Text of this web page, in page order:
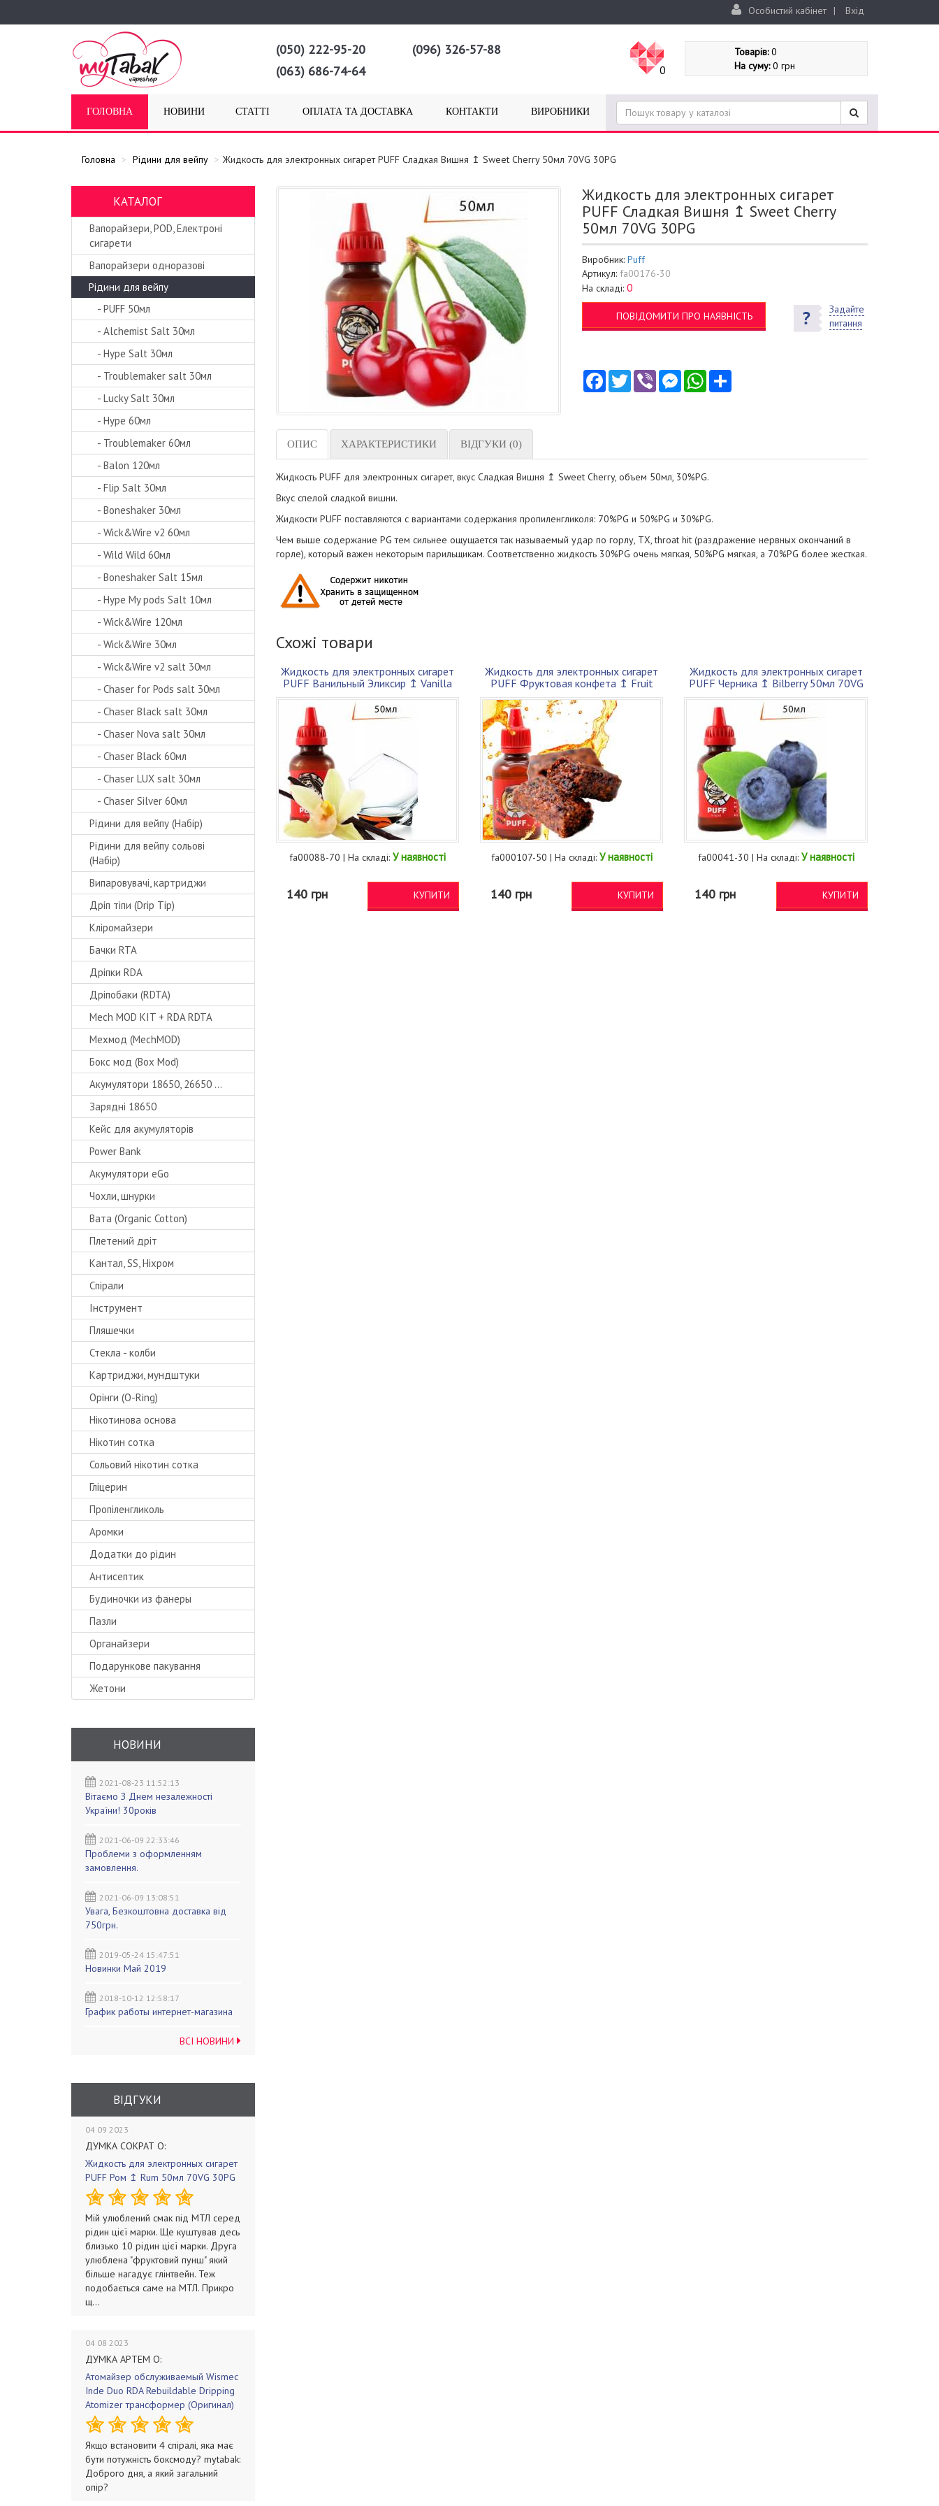
Особистий кабінет | Вхід
(050) 222-95-20
(063) 686-74-64
(096) 326-57-88
0
Товарів:0
На суму:0 грн
ГОЛОВНА НОВИНИ СТАТТІ ОПЛАТА ТА ДОСТАВКА КОНТАКТИ ВИРОБНИКИ
Головна Рідини для вейпу Жидкость для электронных сигарет PUFF Сладкая Вишня ↥ Sweet Cherry 50мл 70VG 30PG
КАТАЛОГ
Вапорайзери, POD, Електроні
сигарети
Вапорайзери одноразові
Рідини для вейпу
- PUFF 50мл
- Alchemist Salt 30мл
- Hype Salt 30мл
- Troublemaker salt 30мл
- Lucky Salt 30мл
- Hype 60мл
- Troublemaker 60мл
- Balon 120мл
- Flip Salt 30мл
- Boneshaker 30мл
- Wick&Wire v2 60мл
- Wild Wild 60мл
- Boneshaker Salt 15мл
- Hype My pods Salt 10мл
- Wick&Wire 120мл
- Wick&Wire 30мл
- Wick&Wire v2 salt 30мл
- Chaser for Pods salt 30мл
- Chaser Black salt 30мл
- Chaser Nova salt 30мл
- Chaser Black 60мл
- Chaser LUX salt 30мл
- Chaser Silver 60мл
Рідини для вейпу (Набір)
Рідини для вейпу сольові
(Набір)
Випаровувачі, картриджи
Дріп тіпи (Drip Tip)
Кліромайзери
Бачки RTA
Дріпки RDA
Дріпобаки (RDTA)
Mech MOD KIT + RDA RDTA
Мехмод (MechMOD)
Бокс мод (Box Mod)
Акумулятори 18650, 26650 ...
Зарядні 18650
Кейс для акумуляторів
Power Bank
Акумулятори eGo
Чохли, шнурки
Вата (Organic Cotton)
Плетений дріт
Кантал, SS, Ніхром
Спірали
Інструмент
Пляшечки
Стекла - колби
Картриджи, мундштуки
Орінги (O-Ring)
Нікотинова основа
Нікотин сотка
Сольовий нікотин сотка
Гліцерин
Пропіленгликоль
Аромки
Додатки до рідин
Антисептик
Будиночки из фанеры
Пазли
Органайзери
Подарункове пакування
Жетони
НОВИНИ
2021-08-23 11:52:13
Вітаємо З Днем незалежності
України! 30років
2021-06-09 22:33:46
Проблеми з оформленням
замовлення.
2021-06-09 13:08:51
Увага, Безкоштовна доставка від
750грн.
2019-05-24 15:47:51
Новинки Май 2019
2018-10-12 12:58:17
График работы интернет-магазина
ВСІ НОВИНИ
ВІДГУКИ
04 09 2023
ДУМКА СОКРАТ О:
Жидкость для электронных сигарет
PUFF Ром ↥ Rum 50мл 70VG 30PG
Мій улюблений смак під МТЛ серед
рідин цієї марки. Ще куштував десь
близько 10 рідин цієї марки. Друга
улюблена "фруктовий пунш" який
більше нагадує глінтвейн. Теж
подобається саме на МТЛ. Прикро
щ...
04 08 2023
ДУМКА АРТЕМ О:
Атомайзер обслуживаемый Wismec
Inde Duo RDA Rebuildable Dripping
Atomizer трансформер (Оригинал)
Якщо встановити 4 спіралі, яка має
бути потужність боксмоду? mytabak:
Доброго дня, а який загальний
опір?
Жидкость для электронных сигарет
PUFF Сладкая Вишня ↥ Sweet Cherry
50мл 70VG 30PG
Виробник:Puff
Артикул: fa00176-30
На складі:0
ПОВІДОМИТИ ПРО НАЯВНІСТЬ
Задайте
питання
FacebookTwitterViber MessengerWhatsApp
ОПИС ХАРАКТЕРИСТИКИ ВІДГУКИ (0)
Жидкость PUFF для электронных сигарет, вкус Сладкая Вишня ↥ Sweet Cherry, объем 50мл, 30%PG.
Вкус спелой сладкой вишни.
Жидкости PUFF поставляются с вариантами содержания пропиленгликоля: 70%PG и 50%PG и 30%PG.
Чем выше содержание PG тем сильнее ощущается так называемый удар по горлу, ТХ, throat hit (раздражение нервных окончаний в
горле), который важен некоторым парильщикам. Соответственно жидкость 30%PG очень мягкая, 50%PG мягкая, а 70%PG более жесткая.
Схожі товари
Жидкость для электронных сигарет
PUFF Ванильный Эликсир ↥ Vanilla
Elix...
fa00088-70 | На складі: У наявності
140 грн КУПИТИ
Жидкость для электронных сигарет
PUFF Фруктовая конфета ↥ Fruit
Candy ...
fa000107-50 | На складі: У наявності
140 грн КУПИТИ
Жидкость для электронных сигарет
PUFF Черника ↥ Bilberry 50мл 70VG
30P...
fa00041-30 | На складі: У наявності
140 грн КУПИТИ